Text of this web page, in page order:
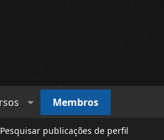
Membros
Pesquisar publicações de perfil